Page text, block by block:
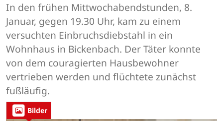
In den frühen Mittwochabendstunden, 8.
Januar, gegen 19.30 Uhr, kam zu einem
versuchten Einbruchsdiebstahl in ein
Wohnhaus in Bickenbach. Der Täter konnte
von dem couragierten Hausbewohner
vertrieben werden und flüchtete zunächst
fußläufig.
Bilder